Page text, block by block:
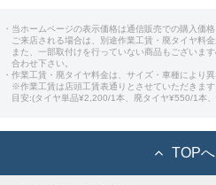
・当ホームページの表示価格は通信販売での購入価格
ご来店される場合は、別途作業工賃・廃タイヤ料
また、一部取付けを行っていない商品もございま
合わせ下さい。
・作業工賃・廃タイヤ料金は、サイズ・車種により異
※作業工賃は店頭工賃表通りとさせていただきます
目安:(タイヤ単品¥2,200/1本、廃タイヤ¥550/1本
TOP